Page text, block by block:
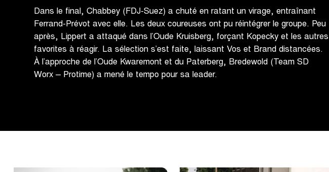
Dans le final, Chabbey (FDJ-Suez) a chuté en ratant un virage, entraînant
Ferrand-Prévot avec elle. Les deux coureuses ont pu réintégrer le groupe. Peu
après, Lippert a attaqué dans l’Oude Kruisberg, forçant Kopecky et les autres
favorites à réagir. La sélection s’est faite, laissant Vos et Brand distancées.
À l’approche de l’Oude Kwaremont et du Paterberg, Bredewold (Team SD
Worx – Protime) a mené le tempo pour sa leader.